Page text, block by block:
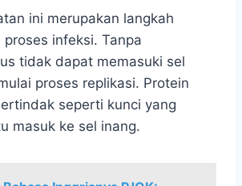
ini merupakan langkah
infeksi. Tanpa
tidak dapat memasuki sel
proses replikasi. Protein
seperti kunci yang
masuk ke sel inang.